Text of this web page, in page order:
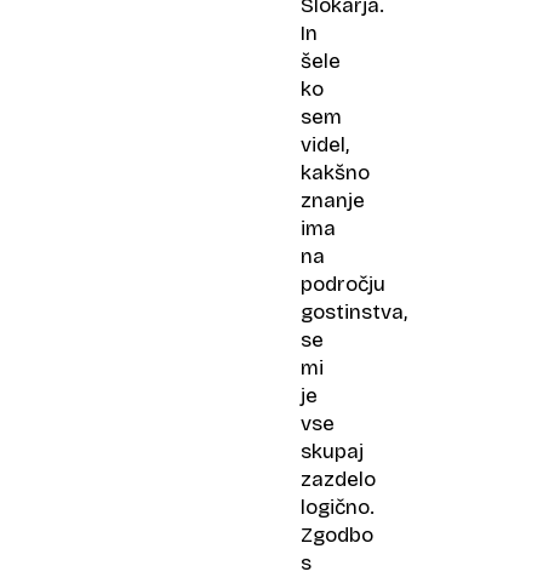
Slokarja.
In
šele
ko
sem
videl,
kakšno
znanje
ima
na
področju
gostinstva,
se
mi
je
vse
skupaj
zazdelo
logično.
Zgodbo
s